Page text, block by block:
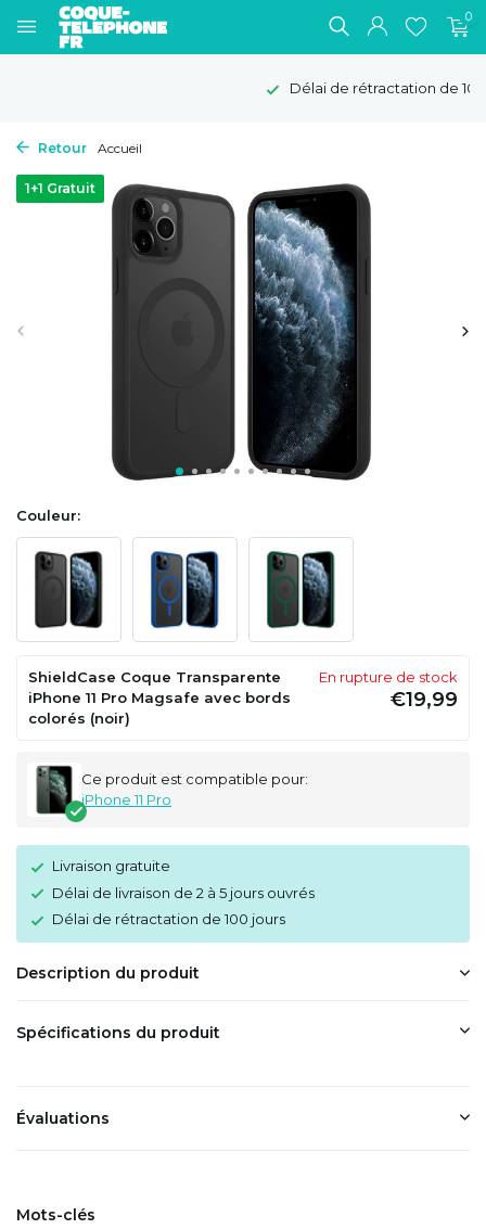
0
Délai de rétractation de 100 jours
Retour Accueil
1+1 Gratuit
Couleur:
ShieldCase Coque Transparente
iPhone 11 Pro Magsafe avec bords
colorés (noir)
En rupture de stock
€19,99
Ce produit est compatible pour:
iPhone 11 Pro
Livraison gratuite
Délai de livraison de 2 à 5 jours ouvrés
Délai de rétractation de 100 jours
Description du produit
Spécifications du produit
Évaluations
Mots-clés